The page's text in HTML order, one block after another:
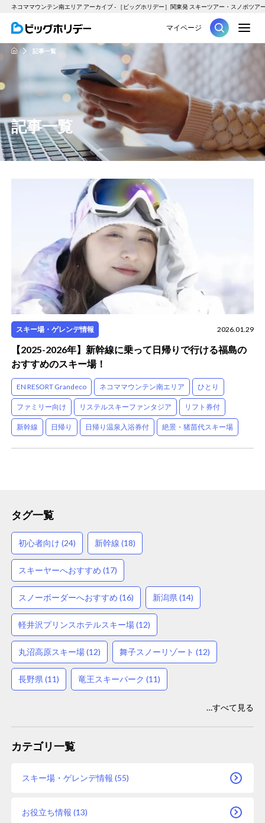
ネコママウンテン南エリア アーカイブ - ［ビッグホリデー］関東発 スキーツアー・スノボツア
ツアー
マイページ
HOME記事一覧
記事一覧
【2025-2026年】新幹線に乗って日帰りで行ける福島の
おすすめのスキー場！
スキー場・ゲレンデ情報 2026.01.29
EN RESORT Grandeco ネコママウンテン南エリア ひとり
ファミリー向け リステルスキーファンタジア リフト券付
新幹線 日帰り 日帰り温泉入浴券付 絶景・猪苗代スキー場
タグ一覧
初心者向け (24) 新幹線 (18)
スキーヤーへおすすめ (17)
スノーボーダーへおすすめ (16) 新潟県 (14)
軽井沢プリンスホテルスキー場 (12)
丸沼高原スキー場 (12) 舞子スノーリゾート (12)
長野県 (11) 竜王スキーパーク (11)
…すべて見る
カテゴリ一覧
スキー場・ゲレンデ情報 (55)
お役立ち情報 (13)